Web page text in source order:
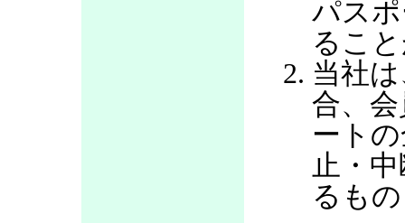
パス
るこ
当社
合、
ート
止・
るも